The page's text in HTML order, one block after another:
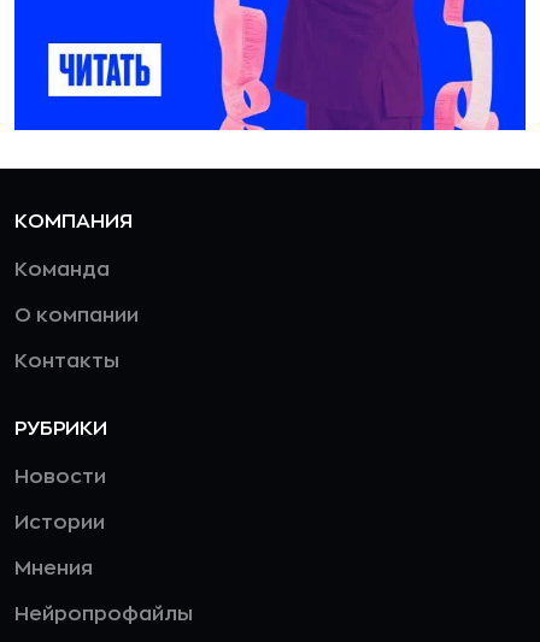
КОМПАНИЯ
Команда
О компании
Контакты
РУБРИКИ
Новости
Истории
Мнения
Нейропрофайлы